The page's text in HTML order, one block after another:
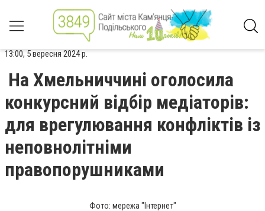
13:00, 5 вересня 2024 р.
На Хмельниччині оголосила
конкурсний відбір медіаторів:
для врегулювання конфліктів із
неповнолітніми
правопорушниками
Фото: мережа "Інтернет"